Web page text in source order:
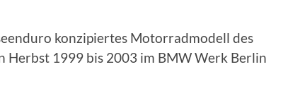
konzipiertes Motorradmodell des
Herbst 1999 bis 2003 im BMW Werk Berlin